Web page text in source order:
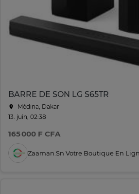
BARRE DE SON LG S65TR
Médina, Dakar
13. juin, 02:38
165 000 F CFA
Zaaman.sn Votre Boutique En